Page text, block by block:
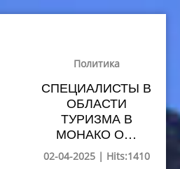
Политика
СПЕЦИАЛИСТЫ В
ОБЛАСТИ
ТУРИЗМА В
МОНАКО О…
02-04-2025 | Hits:1410